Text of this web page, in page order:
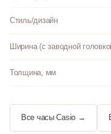
Стиль/дизайн
Ширина (с заводной
Толщина, мм
Все часы Casio →